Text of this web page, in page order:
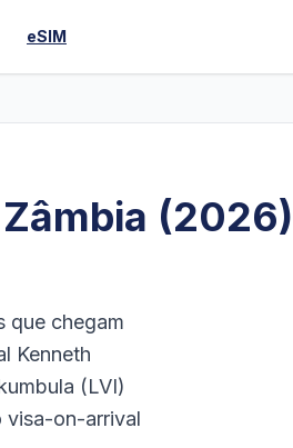
eSIM
(2026)
que chegam
Kenneth
(LVI)
visa-on-arrival